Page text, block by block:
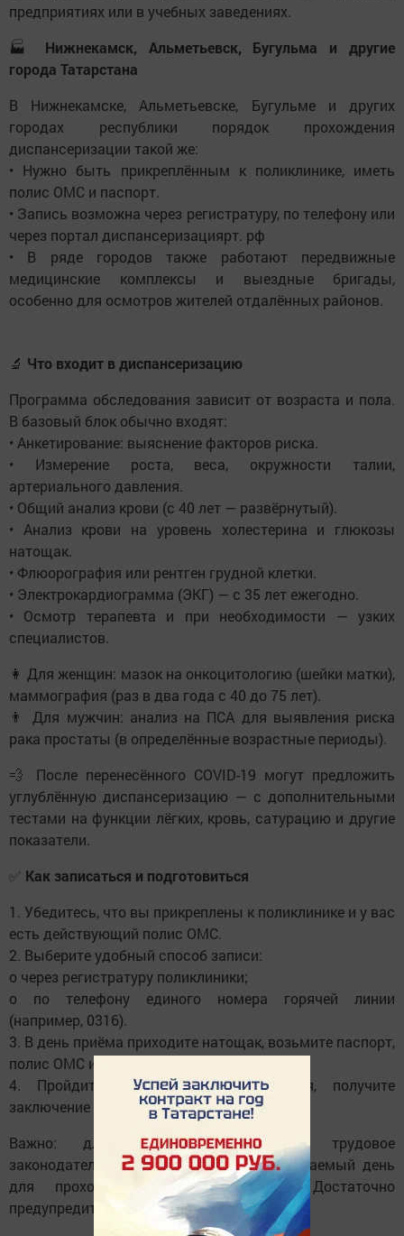
предприятиях или в учебных заведениях.
🏭
Нижнекамск, Альметьевск, Бугульма и другие
города Татарстана
В Нижнекамске, Альметьевске, Бугульме и других
городах республики порядок прохождения
диспансеризации такой же:
• Нужно быть прикреплённым к поликлинике, иметь
полис ОМС и паспорт.
• Запись возможна через регистратуру, по телефону или
через портал диспансеризациярт. рф
• В ряде городов также работают передвижные
медицинские комплексы и выездные бригады,
особенно для осмотров жителей отдалённых районов.
🔬 Что входит в диспансеризацию
Программа обследования зависит от возраста и пола.
В базовый блок обычно входят:
• Анкетирование: выяснение факторов риска.
• Измерение роста, веса, окружности талии,
артериального давления.
• Общий анализ крови (с 40 лет — развёрнутый).
• Анализ крови на уровень холестерина и глюкозы
натощак.
• Флюорография или рентген грудной клетки.
• Электрокардиограмма (ЭКГ) — с 35 лет ежегодно.
• Осмотр терапевта и при необходимости — узких
специалистов.
👩 Для женщин: мазок на онкоцитологию (шейки матки),
маммография (раз в два года с 40 до 75 лет).
👨 Для мужчин: анализ на ПСА для выявления риска
рака простаты (в определённые возрастные периоды).
💨 После перенесённого COVID-19 могут предложить
углублённую диспансеризацию — с дополнительными
тестами на функции лёгких, кровь, сатурацию и другие
показатели.
✅ Как записаться и подготовиться
1. Убедитесь, что вы прикреплены к поликлинике и у вас
есть действующий полис ОМС.
2. Выберите удобный способ записи:
o через регистратуру поликлиники;
o по телефону единого номера горячей линии
(например, 0316).
3. В день приёма приходите натощак, возьмите паспорт,
полис ОМС и СНИЛС.
4. Пройдите все этапы обследования, получите
заключение и рекомендации врача.
Важно: для работающих граждан трудовое
законодательство даёт право на оплачиваемый день
для прохождения диспансеризации. Достаточно
предупредить работодателя заранее.